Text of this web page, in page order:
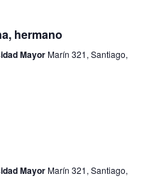
hermano
MayorMarín 321, Santiago,
MayorMarín 321, Santiago,